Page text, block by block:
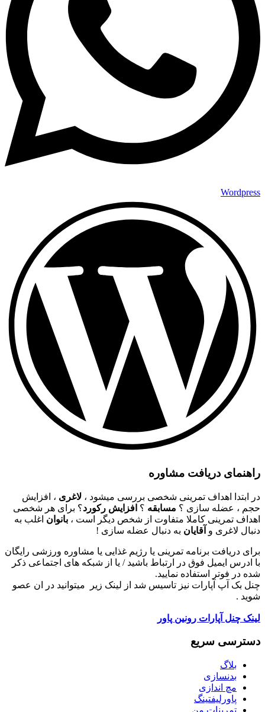
Wordpress
راهنمای دریافت مشاوره
در ابتدا اهداف تمرینی شخصی بررسی میشود ، لاغری ، افزایش
حجم ، عضله سازی ؟ مسابقه ؟ افزایش رکورد؟ برای هر شخصی
اهداف تمرینی کاملا متفاوت از شخص دیگر است ، بانوان اغلب به
دنبال لاغری و آقایان به دنبال عضله سازی !
برای دریافت برنامه تمرینی یا رژیم غذایی یا مشاوره ورزشی رایگان
با ادرس ایمیل فوق در ارتباط باشید / یا از شبکه های اجتماعی ذکر
شده در فوتر استفاده نمایید.
چنل بک آپ آپارات نیز تاسیس شد از لینک زیر میتوانید در ان عصو
شوید .
لینک چنل آپارات رونین پاور
دسترسی سریع
بلاگ
بدنسازی
مچ اندازی
پاورلیفتینگ
تمرینات من